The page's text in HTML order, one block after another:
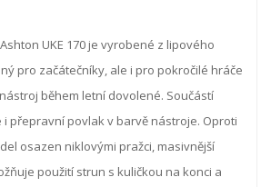
UKE 170 je vyrobené z lipového
pro začátečníky, ale i pro pokročilé hráče
během letní dovolené. Součástí
přepravní povlak v barvě nástroje. Oproti
osazen niklovými pražci, masivnější
použití strun s kuličkou na konci a